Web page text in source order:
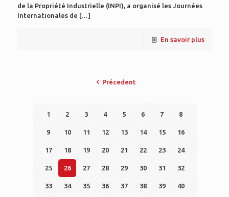
de la Propriété Industrielle (INPI), a organisé les Journées
Internationales de […]
En savoir plus
Précedent
1 2 3 4 5 6 7 8
9 10 11 12 13 14 15 16
17 18 19 20 21 22 23 24
25 26 27 28 29 30 31 32
33 34 35 36 37 38 39 40